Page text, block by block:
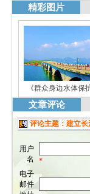
精彩图片
《群众身边水体保
文章评论